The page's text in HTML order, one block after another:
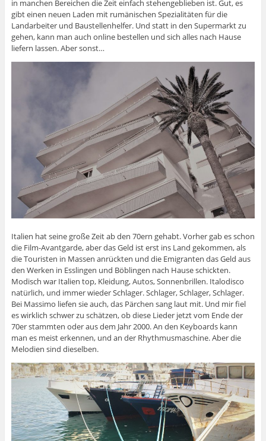
in manchen Bereichen die Zeit einfach stehengeblieben ist. Gut, es
gibt einen neuen Laden mit rumänischen Spezialitäten für die
Landarbeiter und Baustellenhelfer. Und statt in den Supermarkt zu
gehen, kann man auch online bestellen und sich alles nach Hause
liefern lassen. Aber sonst…
Italien hat seine große Zeit ab den 70ern gehabt. Vorher gab es schon
die Film-Avantgarde, aber das Geld ist erst ins Land gekommen, als
die Touristen in Massen anrückten und die Emigranten das Geld aus
den Werken in Esslingen und Böblingen nach Hause schickten.
Modisch war Italien top, Kleidung, Autos, Sonnenbrillen. Italodisco
natürlich, und immer wieder Schlager. Schlager, Schlager, Schlager.
Bei Massimo liefen sie auch, das Pärchen sang laut mit. Und mir fiel
es wirklich schwer zu schätzen, ob diese Lieder jetzt vom Ende der
70er stammten oder aus dem Jahr 2000. An den Keyboards kann
man es meist erkennen, und an der Rhythmusmaschine. Aber die
Melodien sind dieselben.